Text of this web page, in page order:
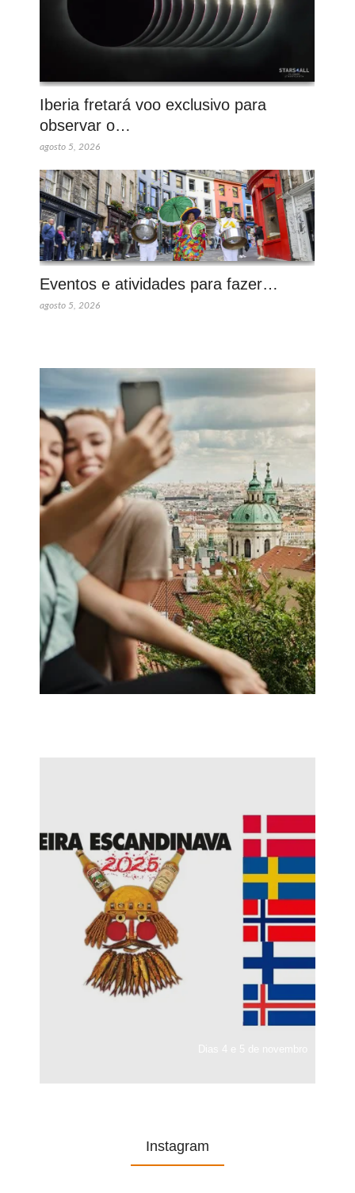
Iberia fretará voo exclusivo para
observar o…
agosto 5, 2026
Eventos e atividades para fazer…
agosto 5, 2026
Instagram